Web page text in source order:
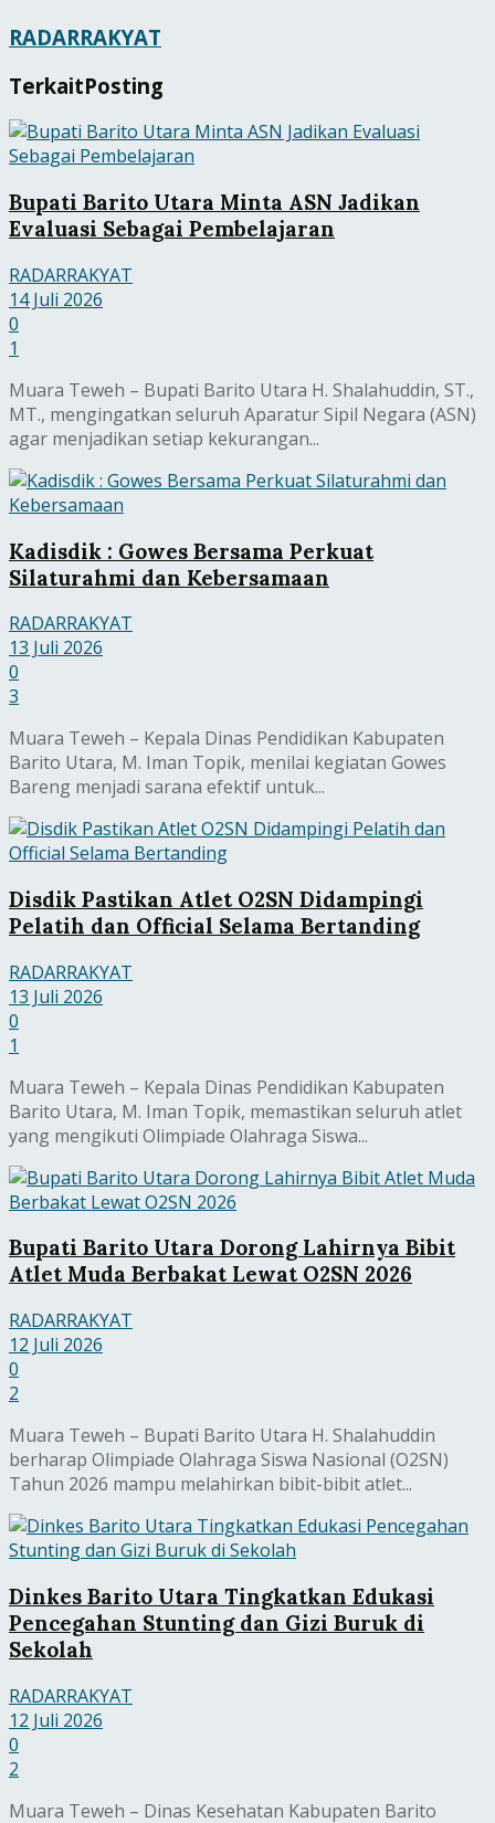
RADARRAKYAT
TerkaitPosting
Bupati Barito Utara Minta ASN Jadikan
Evaluasi Sebagai Pembelajaran
RADARRAKYAT
14 Juli 2026
0
1
Muara Teweh – Bupati Barito Utara H. Shalahuddin, ST.,
MT., mengingatkan seluruh Aparatur Sipil Negara (ASN)
agar menjadikan setiap kekurangan...
Kadisdik : Gowes Bersama Perkuat
Silaturahmi dan Kebersamaan
RADARRAKYAT
13 Juli 2026
0
3
Muara Teweh – Kepala Dinas Pendidikan Kabupaten
Barito Utara, M. Iman Topik, menilai kegiatan Gowes
Bareng menjadi sarana efektif untuk...
Disdik Pastikan Atlet O2SN Didampingi
Pelatih dan Official Selama Bertanding
RADARRAKYAT
13 Juli 2026
0
1
Muara Teweh – Kepala Dinas Pendidikan Kabupaten
Barito Utara, M. Iman Topik, memastikan seluruh atlet
yang mengikuti Olimpiade Olahraga Siswa...
Bupati Barito Utara Dorong Lahirnya Bibit
Atlet Muda Berbakat Lewat O2SN 2026
RADARRAKYAT
12 Juli 2026
0
2
Muara Teweh – Bupati Barito Utara H. Shalahuddin
berharap Olimpiade Olahraga Siswa Nasional (O2SN)
Tahun 2026 mampu melahirkan bibit-bibit atlet...
Dinkes Barito Utara Tingkatkan Edukasi
Pencegahan Stunting dan Gizi Buruk di
Sekolah
RADARRAKYAT
12 Juli 2026
0
2
Muara Teweh – Dinas Kesehatan Kabupaten Barito